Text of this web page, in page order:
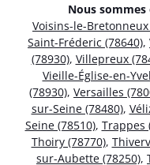
Nous
Voisins-le-Bretonneux
Saint-Fréderic (78640),
(78930), Villepreux
Vieille-Église-en-
(78930), Versailles
sur-Seine (78480),
Seine (78510), Trappes
Thoiry (78770),
sur-Aubette (78250),